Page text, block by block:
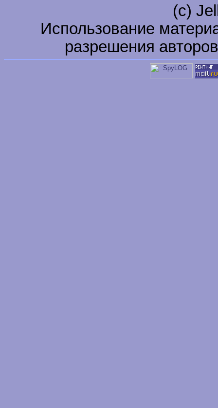
(c)
Использование
разрешения